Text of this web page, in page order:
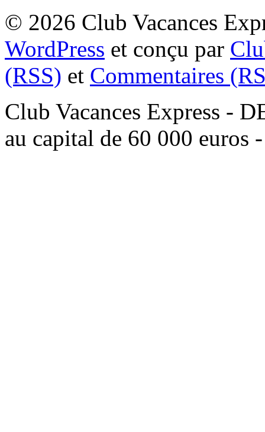
© 2026 Club Vacances
WordPress et conçu par
(RSS) et Commentaires
Club Vacances Express -
au capital de 60 000 euros